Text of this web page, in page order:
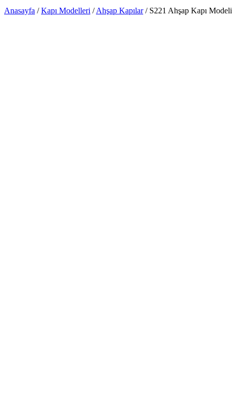
Anasayfa /Kapı Modelleri /Ahşap Kapılar/ S221 Ahşap Kapı Modeli